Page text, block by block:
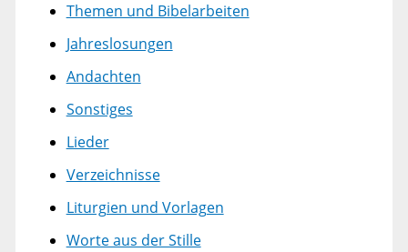
Themen und Bibelarbeiten
Jahreslosungen
Andachten
Sonstiges
Lieder
Verzeichnisse
Liturgien und Vorlagen
Worte aus der Stille